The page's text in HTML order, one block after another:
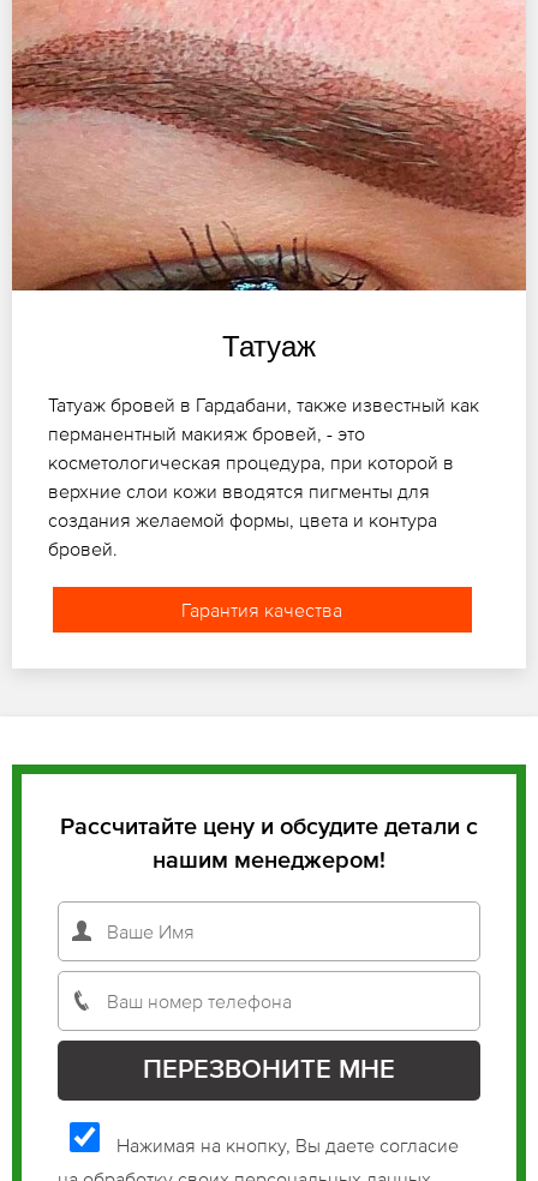
Татуаж
Татуаж бровей в Гардабани, также известный как
перманентный макияж бровей, - это
косметологическая процедура, при которой в
верхние слои кожи вводятся пигменты для
создания желаемой формы, цвета и контура
бровей.
Гарантия качества
Рассчитайте цену и обсудите детали с
нашим менеджером!
Нажимая на кнопку, Вы даете согласие